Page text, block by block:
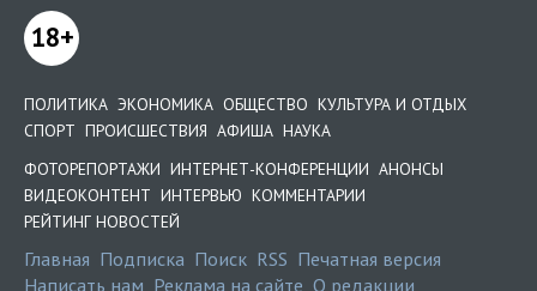
18+
ПОЛИТИКА ЭКОНОМИКА ОБЩЕСТВО КУЛЬТУРА И ОТДЫХ
СПОРТ ПРОИСШЕСТВИЯ АФИША НАУКА
ФОТОРЕПОРТАЖИ ИНТЕРНЕТ-КОНФЕРЕНЦИИ АНОНСЫ
ВИДЕОКОНТЕНТ ИНТЕРВЬЮ КОММЕНТАРИИ
РЕЙТИНГ НОВОСТЕЙ
Главная Подписка Поиск RSS Печатная версия
Написать нам Реклама на сайте О редакции